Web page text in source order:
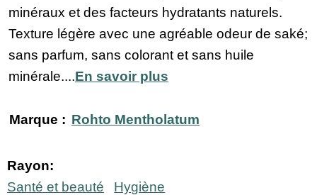
minéraux et des facteurs hydratants naturels.
Texture légère avec une agréable odeur de saké;
sans parfum, sans colorant et sans huile
minérale....En savoir plus
Marque : Rohto Mentholatum
Rayon:
Santé et beauté
Hygiène